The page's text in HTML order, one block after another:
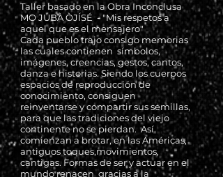
Taller basado en la Obra Inconclusa
MO JÚBÀ ÒJÍSÉ - "Mis respetos a
aquel que es el mensajero"
Cada pueblo trajo consigo memorias
las cuales contienen símbolos,
imágenes, creencias, gestos, cantos,
danza e historias. Siendo los cuerpos
espacios de reproducción de
conocimiento, consiguen
reinventarse y compartir sus semillas,
para que las tradiciones del viejo
continente no se pierdan. Así
comienzan a brotar, en las Américas,
antiguos toques,movimientos,
cantigas. Formas de ser y actuar en el
mundo renacen gracias a la